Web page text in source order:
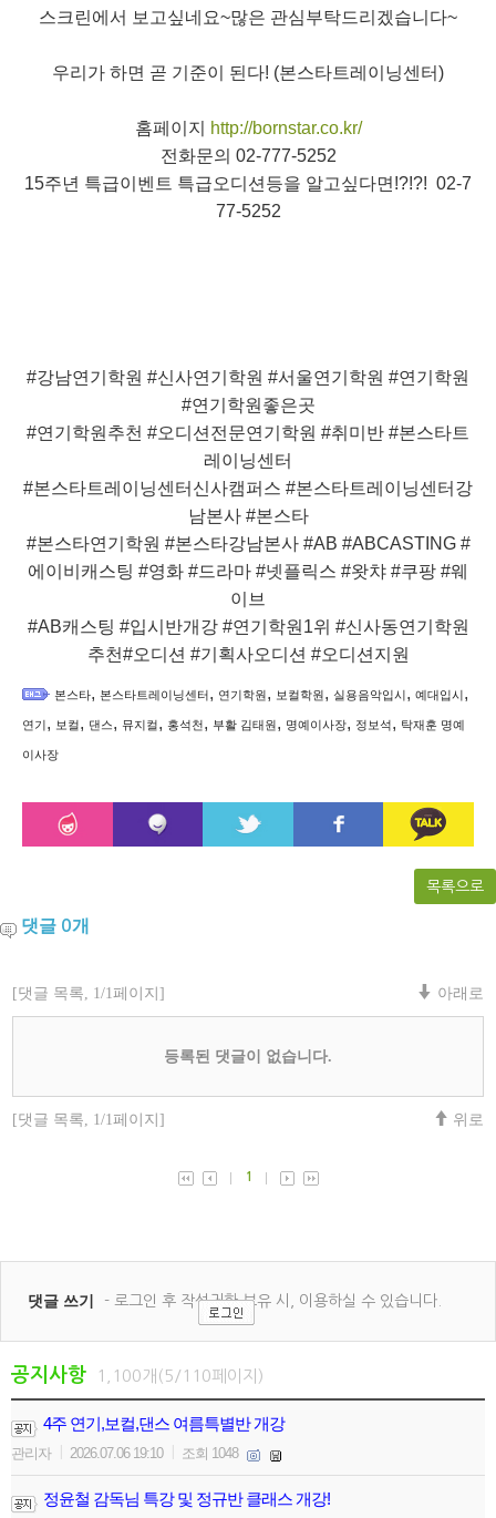
스크린에서 보고싶네요~많은 관심부탁드리겠습니다~
우리가 하면 곧 기준이 된다! (본스타트레이닝센터)
홈페이지
http://bornstar.co.kr/
전화문의 02-777-5252
15주년 특급이벤트 특급오디션등을 알고싶다면!?!?! 02-7
77-5252
#강남연기학원 #신사연기학원 #서울연기학원 #연기학원
#연기학원좋은곳
#연기학원추천 #오디션전문연기학원 #취미반 #본스타트
레이닝센터
#본스타트레이닝센터신사캠퍼스 #본스타트레이닝센터강
남본사 #본스타
#본스타연기학원 #본스타강남본사 #AB #ABCASTING #
에이비캐스팅 #영화 #드라마 #넷플릭스 #왓챠 #쿠팡 #웨
이브
#AB캐스팅 #입시반개강 #연기학원1위 #신사동연기학원
추천#오디션 #기획사오디션 #오디션지원
본스타, 본스타트레이닝센터, 연기학원, 보컬학원, 실용음악입시, 예대입시,
연기, 보컬, 댄스, 뮤지컬, 홍석천, 부활 김태원, 명예이사장, 정보석, 탁재훈 명예
이사장
목록으로
댓글 0개
공지사항 1,100개(5/110페이지)
4주 연기,보컬,댄스 여름특별반 개강
관리자 2026.07.06 19:10 조회 1048
정윤철 감독님 특강 및 정규반 클래스 개강!